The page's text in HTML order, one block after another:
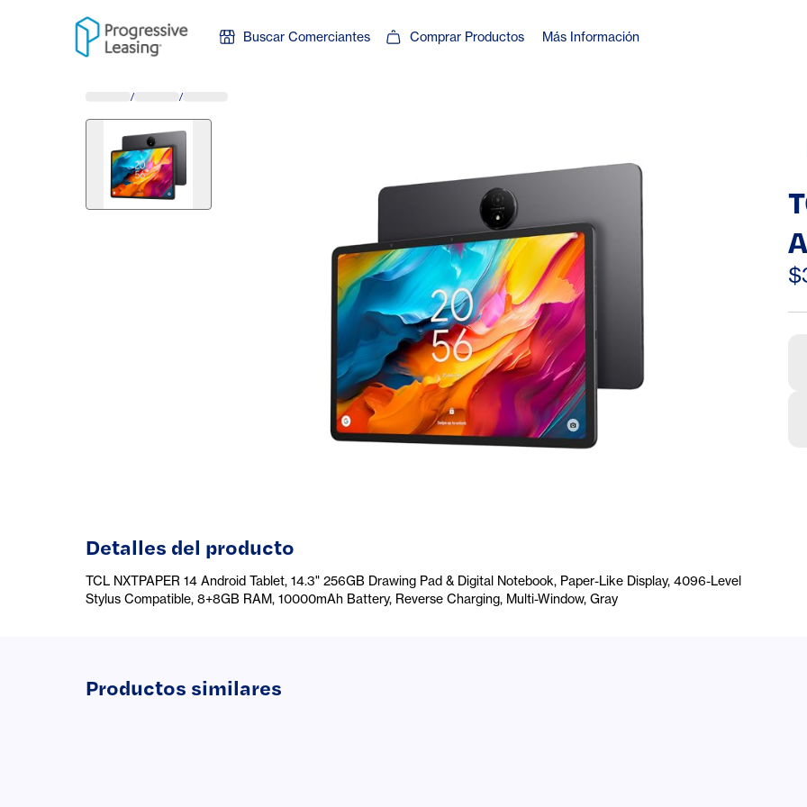
Skip to content
Buscar Comerciantes Comprar Productos Más Información
/ /
Detalles del producto
TCL NXTPAPER 14 Android Tablet, 14.3" 256GB Drawing Pad & Digital Notebook, Paper-Like Display, 4096-Level
Stylus Compatible, 8+8GB RAM, 10000mAh Battery, Reverse Charging, Multi-Window, Gray
Productos similares